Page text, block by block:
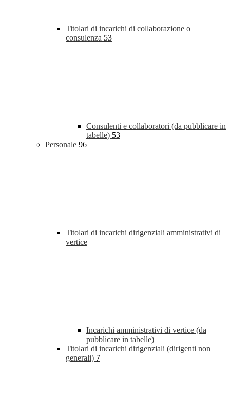
Titolari di incarichi di collaborazione o
consulenza 53
Consulenti e collaboratori (da pubblicare in
tabelle) 53
Personale 96
Titolari di incarichi dirigenziali amministrativi di
vertice
Incarichi amministrativi di vertice (da
pubblicare in tabelle)
Titolari di incarichi dirigenziali (dirigenti non
generali) 7